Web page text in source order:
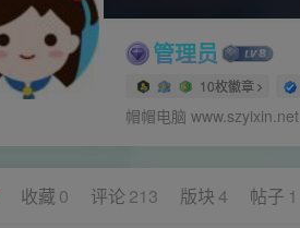
管理员
10枚徽章
帽帽电脑 www.szyixin.net
收藏 0 评论 213 版块 4 帖子 1